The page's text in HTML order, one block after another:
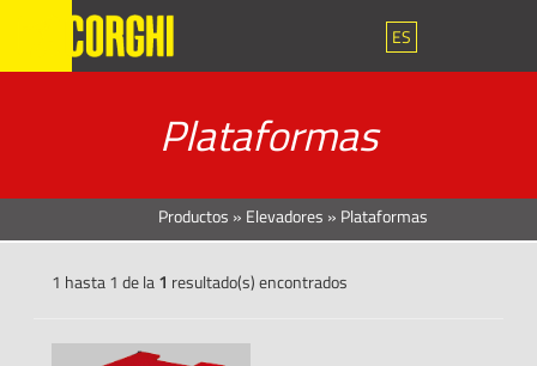
ES
Plataformas
Productos » Elevadores » Plataformas
1 hasta 1 de la1 resultado(s) encontrados